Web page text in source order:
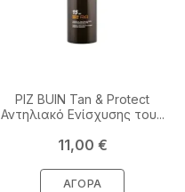
PIZ BUIN Tan & Protect
Αντηλιακό Ενίσχυσης του...
Τιμή
11,00 €
ΑΓΟΡΆ